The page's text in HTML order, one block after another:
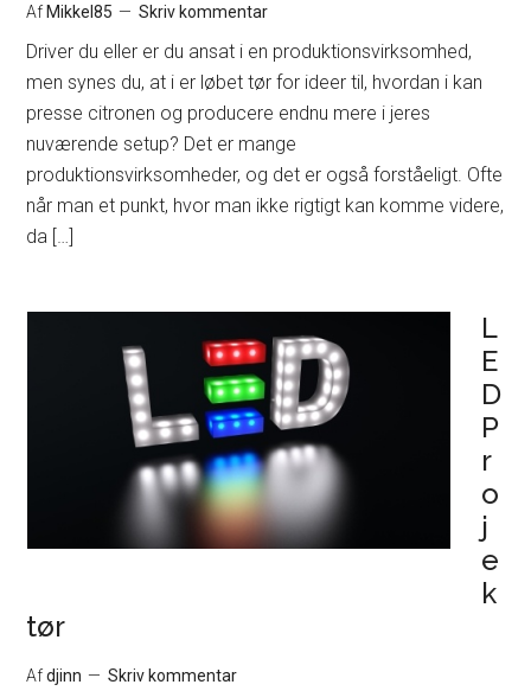
AfMikkel85 Skriv kommentar
Driver du eller er du ansat i en produktionsvirksomhed,
men synes du, at i er løbet tør for ideer til, hvordan i kan
presse citronen og producere endnu mere i jeres
nuværende setup? Det er mange
produktionsvirksomheder, og det er også forståeligt. Ofte
når man et punkt, hvor man ikke rigtigt kan komme videre,
da […]
L
E
D
P
r
o
j
e
k
tør
Afdjinn Skriv kommentar